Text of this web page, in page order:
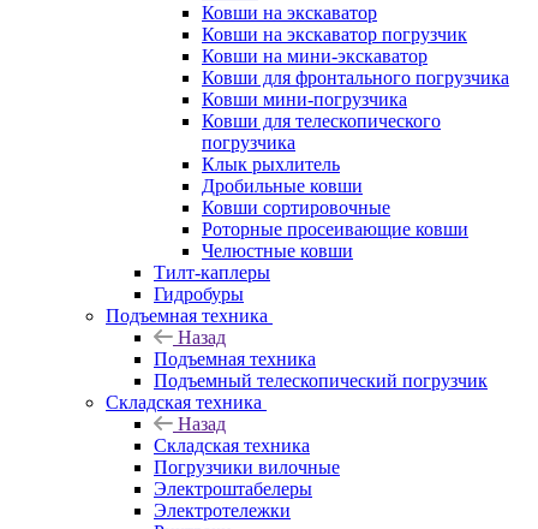
Ковши на экскаватор
Ковши на экскаватор погрузчик
Ковши на мини-экскаватор
Ковши для фронтального погрузчика
Ковши мини-погрузчика
Ковши для телескопического
погрузчика
Клык рыхлитель
Дробильные ковши
Ковши сортировочные
Роторные просеивающие ковши
Челюстные ковши
Тилт-каплеры
Гидробуры
Подъемная техника
Назад
Подъемная техника
Подъемный телескопический погрузчик
Складская техника
Назад
Складская техника
Погрузчики вилочные
Электроштабелеры
Электротележки